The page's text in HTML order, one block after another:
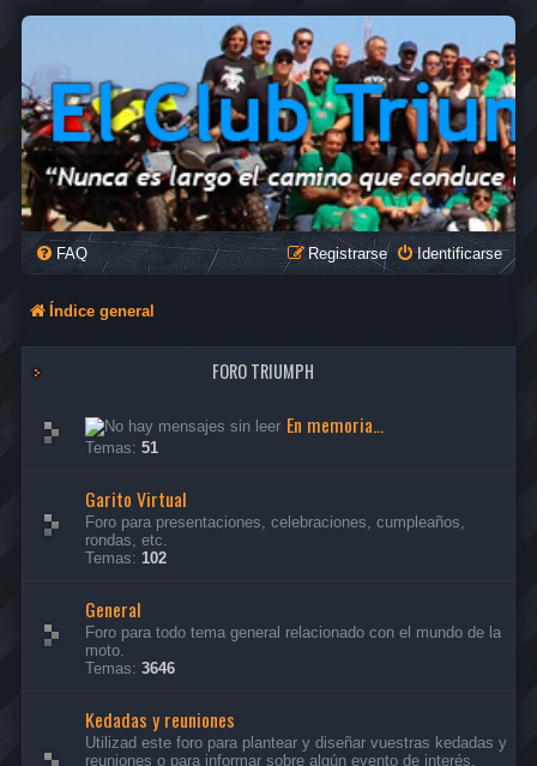
FAQ Identificarse
Registrarse
Índice general
FORO TRIUMPH
En memoria...
Temas: 51
Garito Virtual
Foro para presentaciones, celebraciones, cumpleaños,
rondas, etc.
Temas: 102
General
Foro para todo tema general relacionado con el mundo de la
moto.
Temas: 3646
Kedadas y reuniones
Utilizad este foro para plantear y diseñar vuestras kedadas y
reuniones o para informar sobre algún evento de interés.